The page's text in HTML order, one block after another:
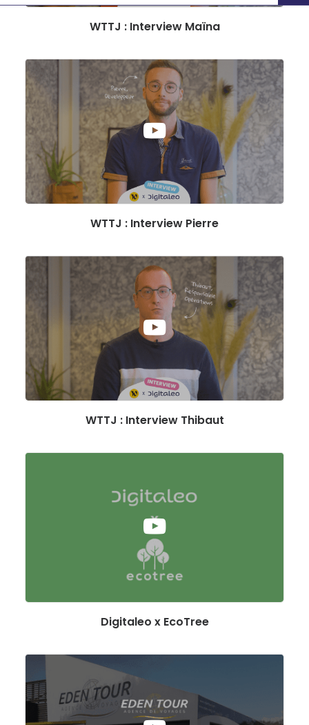
WTTJ : Interview Maïna
WTTJ : Interview Pierre
WTTJ : Interview Thibaut
Digitaleo x EcoTree